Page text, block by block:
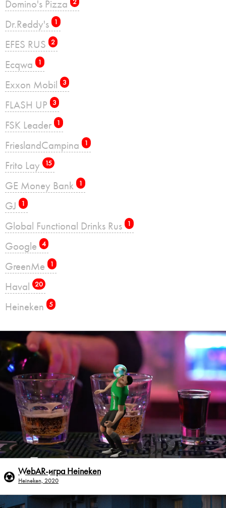
Domino's Pizza
Dr.Reddy's 1
EFES RUS 2
Ecqwa 1
Exxon Mobil 3
FLASH UP 3
FSK Leader 1
FrieslandCampina 1
Frito Lay 15
GE Money Bank 1
GJ 1
Global Functional Drinks Rus 1
Google 4
GreenMe 1
Haval 20
Heineken 5
WebAR-игра Heineken
Heineken, 2020